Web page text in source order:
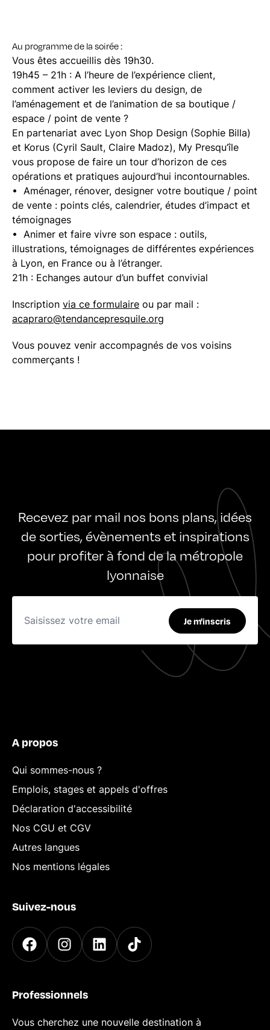
Au programme de la soirée :
Vous êtes accueillis dès 19h30.
19h45 – 21h : A l’heure de l’expérience client,
comment activer les leviers du design, de
l’aménagement et de l’animation de sa boutique /
espace / point de vente ?
En partenariat avec Lyon Shop Design (Sophie Billa)
et Korus (Cyril Sault, Claire Madoz), My Presqu’île
vous propose de faire un tour d’horizon de ces
opérations et pratiques aujourd’hui incontournables.
• Aménager, rénover, designer votre boutique / point
de vente : points clés, calendrier, études d’impact et
témoignages
• Animer et faire vivre son espace : outils,
illustrations, témoignages de différentes expériences
à Lyon, en France ou à l’étranger.
21h : Echanges autour d’un buffet convivial
Inscription via ce formulaire ou par mail :
acapraro@tendancepresquile.org
Vous pouvez venir accompagnés de vos voisins
commerçants !
Recevez par mail nos bons plans, idées
de sorties, évènements et inspirations
pour profiter à fond de la métropole
lyonnaise
Je m'inscris
A propos
Qui sommes-nous ?
Emplois, stages et appels d'offres
Déclaration d'accessibilité
Nos CGU et CGV
Autres langues
Nos mentions légales
Suivez-nous
Professionnels
Vous cherchez une nouvelle destination à